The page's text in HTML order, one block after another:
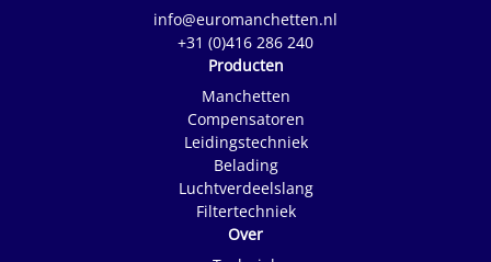
info@euromanchetten.nl
+31 (0)416 286 240
Producten
Manchetten
Compensatoren
Leidingstechniek
Belading
Luchtverdeelslang
Filtertechniek
Over